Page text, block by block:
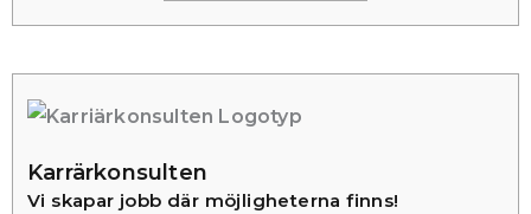
Karrärkonsulten
Vi skapar jobb där möjligheterna finns!